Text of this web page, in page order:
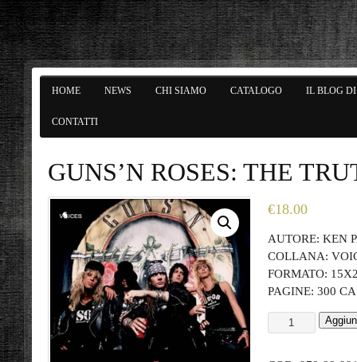
HOME NEWS CHI SIAMO CATALOGO IL BLOG
CONTATTI
GUNS’N ROSES: THE
€18.00
AUTORE: KEN
COLLANA:
FORMATO:
PAGINE: 300